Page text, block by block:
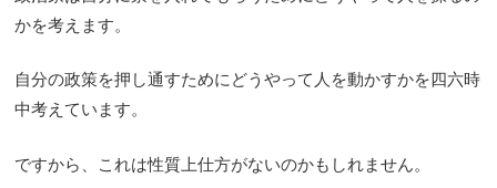
かを考えます。
自分の政策を押し通すためにどうやって人を動かすかを四六時
中考えています。
ですから、これは性質上仕方がないのかもしれません。